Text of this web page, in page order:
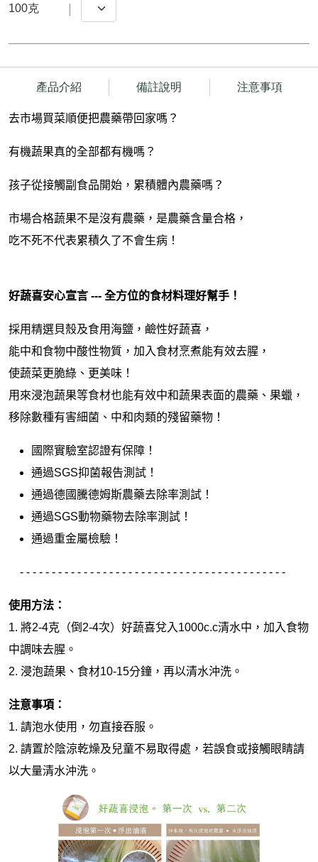
100克
產品介紹 備註說明 注意事項
去市場買菜順便把農藥帶回家嗎？
有機蔬果真的全部都有機嗎？
孩子從接觸副食品開始，累積體內農藥嗎？
市場合格蔬果不是沒有農藥，是農藥含量合格，
吃不死不代表累積久了不會生病！
好蔬喜安心宣言 --- 全方位的食材料理好幫手！
採用精選貝殼及食用海鹽，鹼性好蔬喜，
能中和食物中酸性物質，加入食材烹煮能有效去腥，
使蔬菜更脆綠、更美味！
用來浸泡蔬果等食材也能有效中和蔬果表面的農藥、果蠟，
移除數種有害細菌、中和肉類的殘留藥物！
國際實驗室認證有保障！
通過SGS抑菌報告測試！
通過德國騰德姆斯農藥去除率測試！
通過SGS動物藥物去除率測試！
通過重金屬檢驗！
- - - - - - - - - - - - - - - - - - - - - - - - - - - - - - - - - - - - - - - - - -
使用方法：
1. 將2-4克（倒2-4次）好蔬喜兌入1000c.c清水中，加入食物
中調味去腥。
2. 浸泡蔬果、食材10-15分鐘，再以清水沖洗。
注意事項：
1. 請泡水使用，勿直接吞服。
2. 請置於陰涼乾燥及兒童不易取得處，若誤食或接觸眼睛請
以大量清水沖洗。